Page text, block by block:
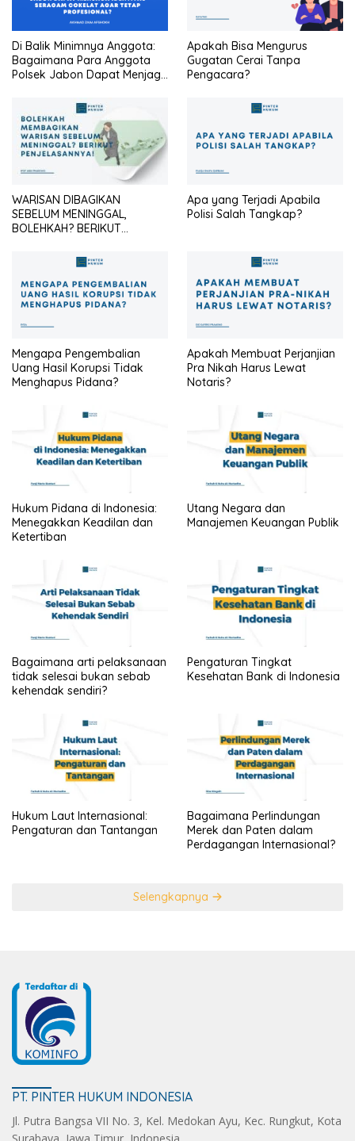
Di Balik Minimnya Anggota:
Bagaimana Para Anggota
Polsek Jabon Dapat Menjaga
Agar Tetap Profesional?
Apakah Bisa Mengurus
Gugatan Cerai Tanpa
Pengacara?
WARISAN DIBAGIKAN
SEBELUM MENINGGAL,
BOLEHKAH? BERIKUT
Apa yang Terjadi Apabila
Polisi Salah Tangkap?
Mengapa Pengembalian
Uang Hasil Korupsi Tidak
Menghapus Pidana?
Apakah Membuat Perjanjian
Pra Nikah Harus Lewat
Notaris?
Hukum Pidana di Indonesia:
Menegakkan Keadilan dan
Ketertiban
Utang Negara dan
Manajemen Keuangan Publik
Bagaimana arti pelaksanaan
tidak selesai bukan sebab
kehendak sendiri?
Pengaturan Tingkat
Kesehatan Bank di Indonesia
Hukum Laut Internasional:
Pengaturan dan Tantangan
Bagaimana Perlindungan
Merek dan Paten dalam
Perdagangan Internasional?
Selengkapnya
PT. PINTER HUKUM INDONESIA
Jl. Putra Bangsa VII No. 3, Kel. Medokan Ayu, Kec. Rungkut, Kota